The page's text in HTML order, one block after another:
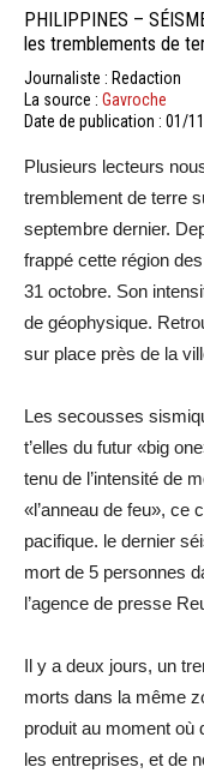
PHILIPPINES –
les tremblements de
Journaliste : Redaction
La source : Gavroche
Date de publication : 01/
Plusieurs lecteurs
tremblement de terre
septembre dernier.
frappé cette région
31 octobre. Son
de géophysique.
sur place près de la
Les secousses
t’elles du futur «big
tenu de l’intensité de
«l’anneau de feu», ce
pacifique. le dernier
mort de 5 personnes
l’agence de presse
Il y a deux jours, un
morts dans la même
produit au moment où
les entreprises, et de